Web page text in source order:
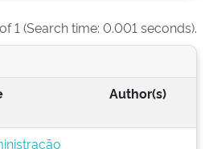
1 (Search time: 0.001 seconds).
Author(s)